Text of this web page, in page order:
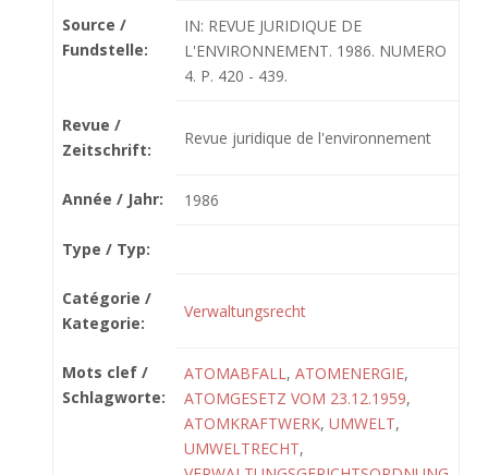
Source /
Fundstelle:
IN: REVUE JURIDIQUE DE
L'ENVIRONNEMENT. 1986. NUMERO
4. P. 420 - 439.
Revue /
Zeitschrift:
Revue juridique de l'environnement
Année / Jahr: 1986
Type / Typ:
Catégorie /
Kategorie:
Verwaltungsrecht
Mots clef /
Schlagworte:
ATOMABFALL, ATOMENERGIE,
ATOMGESETZ VOM 23.12.1959,
ATOMKRAFTWERK, UMWELT,
UMWELTRECHT,